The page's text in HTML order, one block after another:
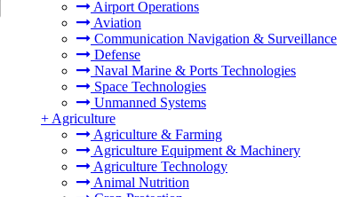
Airport Operations
Aviation
Communication Navigation & Surveillance
Defense
Naval Marine & Ports Technologies
Space Technologies
Unmanned Systems
+ Agriculture
Agriculture & Farming
Agriculture Equipment & Machinery
Agriculture Technology
Animal Nutrition